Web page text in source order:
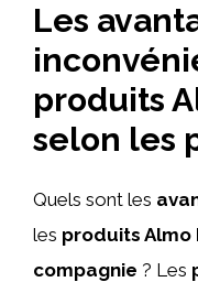
Les
produits
selon les
Quels sont les
les produits Almo
compagnie ? Les